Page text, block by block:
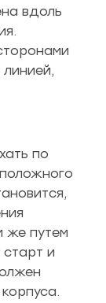
вдоль
по
же путем
и